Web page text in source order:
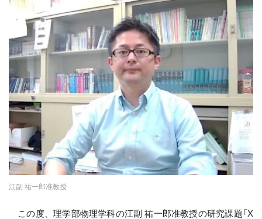
江副 祐一郎准教授
この度、理学部物理学科の江副 祐一郎准教授の研究課題「X